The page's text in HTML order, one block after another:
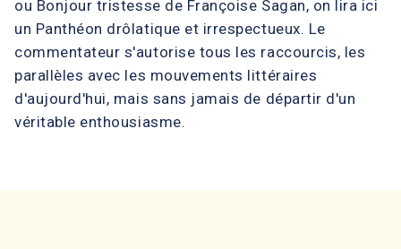
ou Bonjour tristesse de Françoise Sagan, on lira ici
un Panthéon drôlatique et irrespectueux. Le
commentateur s'autorise tous les raccourcis, les
parallèles avec les mouvements littéraires
d'aujourd'hui, mais sans jamais de départir d'un
véritable enthousiasme.